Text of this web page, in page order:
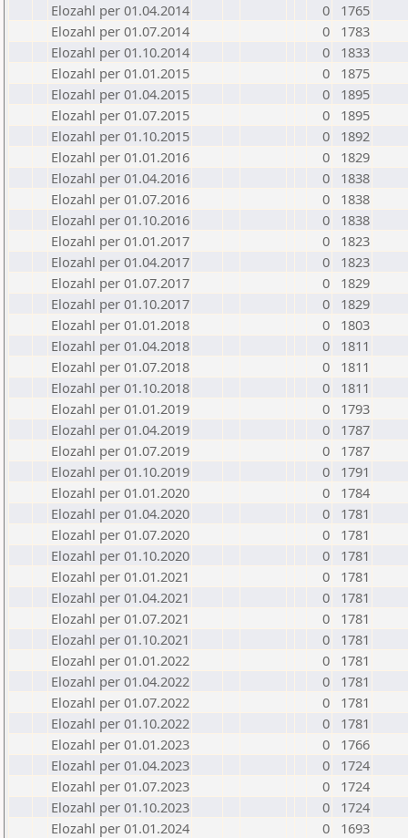
Elozahl per 01.04.2014
0
1765
Elozahl per 01.07.2014
0
1783
Elozahl per 01.10.2014
0
1833
Elozahl per 01.01.2015
0
1875
Elozahl per 01.04.2015
0
1895
Elozahl per 01.07.2015
0
1895
Elozahl per 01.10.2015
0
1892
Elozahl per 01.01.2016
0
1829
Elozahl per 01.04.2016
0
1838
Elozahl per 01.07.2016
0
1838
Elozahl per 01.10.2016
0
1838
Elozahl per 01.01.2017
0
1823
Elozahl per 01.04.2017
0
1823
Elozahl per 01.07.2017
0
1829
Elozahl per 01.10.2017
0
1829
Elozahl per 01.01.2018
0
1803
Elozahl per 01.04.2018
0
1811
Elozahl per 01.07.2018
0
1811
Elozahl per 01.10.2018
0
1811
Elozahl per 01.01.2019
0
1793
Elozahl per 01.04.2019
0
1787
Elozahl per 01.07.2019
0
1787
Elozahl per 01.10.2019
0
1791
Elozahl per 01.01.2020
0
1784
Elozahl per 01.04.2020
0
1781
Elozahl per 01.07.2020
0
1781
Elozahl per 01.10.2020
0
1781
Elozahl per 01.01.2021
0
1781
Elozahl per 01.04.2021
0
1781
Elozahl per 01.07.2021
0
1781
Elozahl per 01.10.2021
0
1781
Elozahl per 01.01.2022
0
1781
Elozahl per 01.04.2022
0
1781
Elozahl per 01.07.2022
0
1781
Elozahl per 01.10.2022
0
1781
Elozahl per 01.01.2023
0
1766
Elozahl per 01.04.2023
0
1724
Elozahl per 01.07.2023
0
1724
Elozahl per 01.10.2023
0
1724
Elozahl per 01.01.2024
0
1693